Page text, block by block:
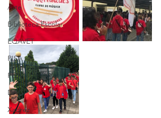
Arte
Biblioteca Escolar
EQAVET
PISA
PES
DAC
Xadrez